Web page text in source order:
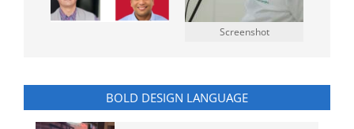
Screenshot
BOLD DESIGN LANGUAGE